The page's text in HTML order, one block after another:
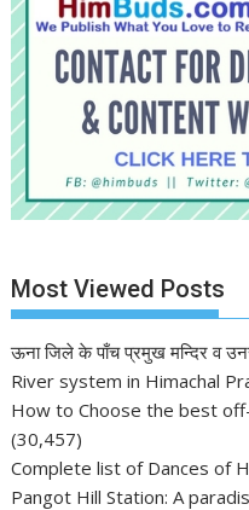
Most Viewed Posts
ऊना जिले के पाँच प्रमुख मन्दिर व
River system in Himachal
How to Choose the best
(30,457)
Complete list of Dances of
Pangot Hill Station: A